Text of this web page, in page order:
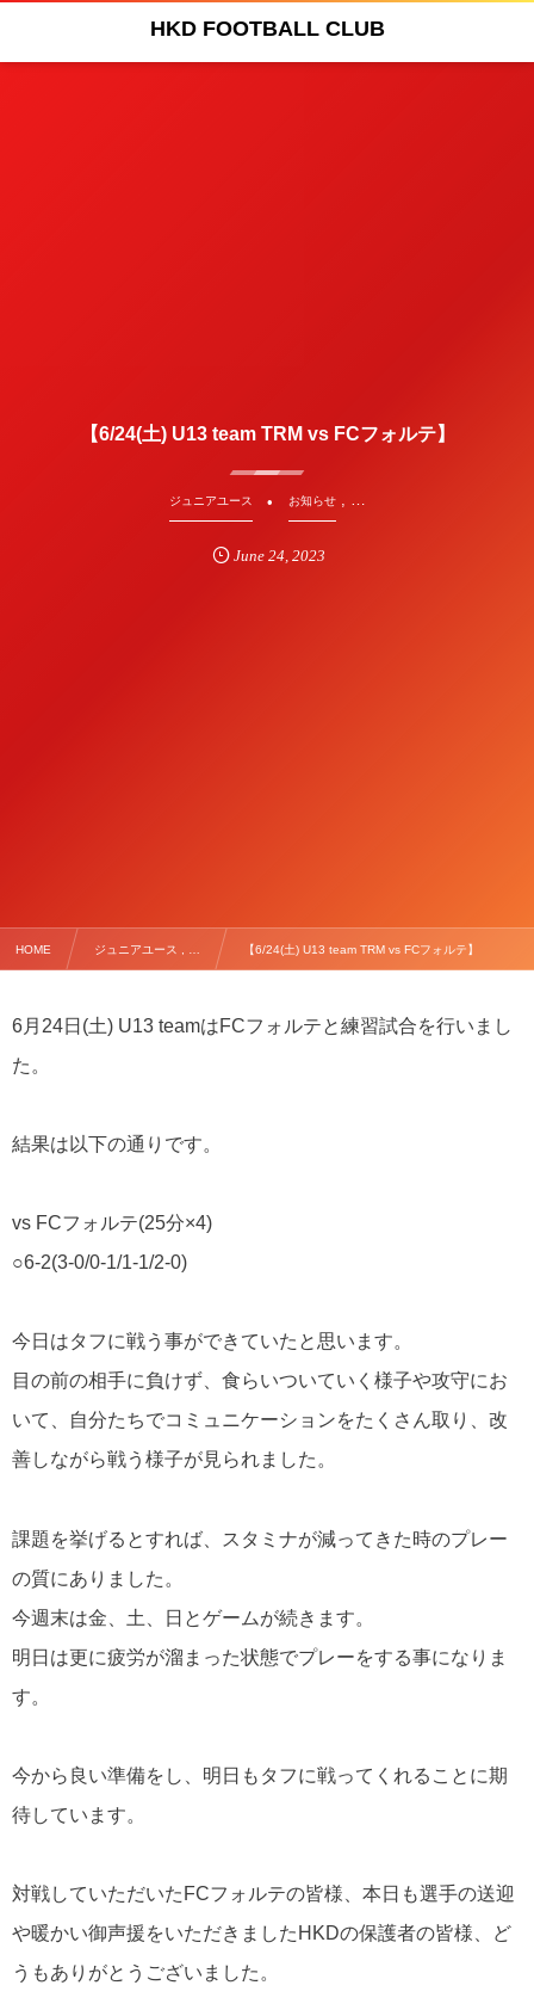
HKD FOOTBALL CLUB
【6/24(土) U13 team TRM vs FCフォルテ】
ジュニアユース お知らせ, …
June 24,2023
HOME ジュニアユース , … 【6/24(土) U13 team TRM vs FCフォルテ】
6月 24日 (土) U13 teamはFCフォルテと練習試合を行いまし
た。
結果は以下の通りです。
vs FCフォルテ(25分×4)
○6-2(3-0/0-1/1-1/2-0)
今日はタフに戦う事ができていたと思います。
目の前の相手に負けず、食らいついていく様子や攻守にお
いて、自分たちでコミュニケーションをたくさん取り、改
善しながら戦う様子が見られました。
課題を挙げるとすれば、スタミナが減ってきた時のプレー
の質にありました。
今週末は金、土、日とゲームが続きます。
明日は更に疲労が溜まった状態でプレーをする事になりま
す。
今から良い準備をし、明日もタフに戦ってくれることに期
待しています。
対戦していただいた FCフォルテの皆様、本日も選手の送迎
や暖かい御声援をいただきました HKDの保護者の皆様、ど
うもありがとうございました。